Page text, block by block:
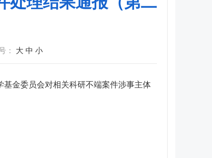
： 大 中 小
金委员会对相关科研不端案件涉事主体